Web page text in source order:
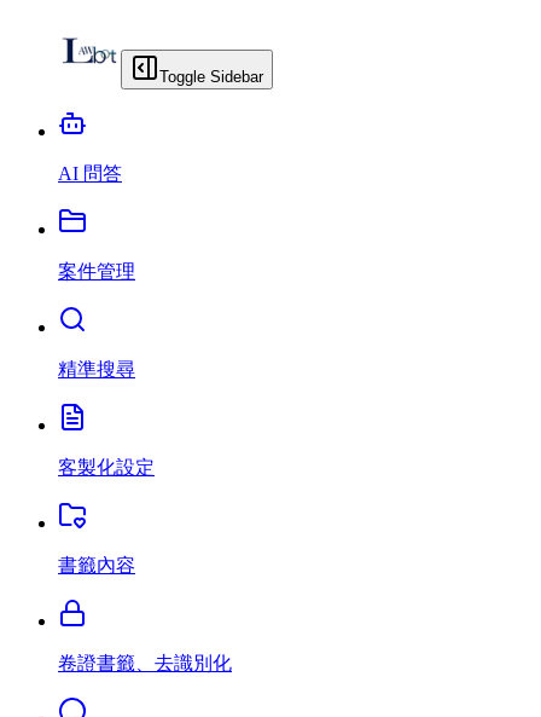
Toggle Sidebar
AI 問答
案件管理
精準搜尋
客製化設定
書籤內容
卷證書籤、去識別化